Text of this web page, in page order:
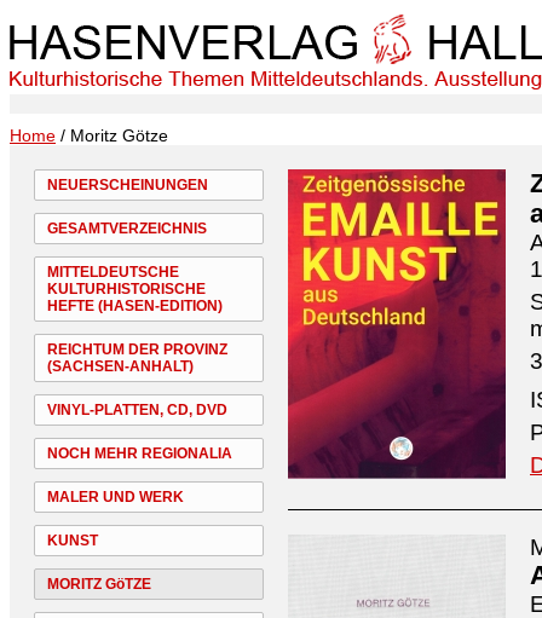
Home / Moritz Götze
NEUERSCHEINUNGEN
GESAMTVERZEICHNIS
MITTELDEUTSCHE
KULTURHISTORISCHE
HEFTE (HASEN-EDITION)
REICHTUM DER PROVINZ
(SACHSEN-ANHALT)
VINYL-PLATTEN, CD, DVD
NOCH MEHR REGIONALIA
MALER UND WERK
KUNST
MORITZ GöTZE